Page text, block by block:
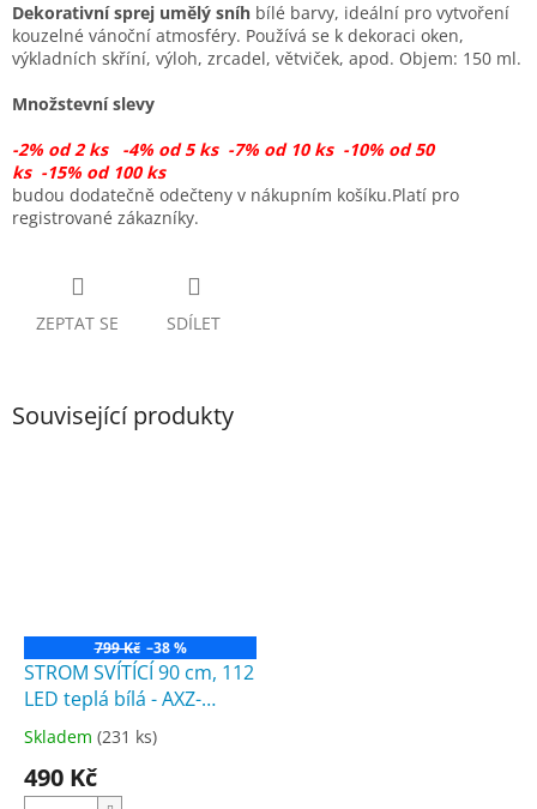
Dekorativní sprej umělý sníh bílé barvy, ideální pro vytvoření
kouzelné vánoční atmosféry. Používá se k dekoraci oken,
výkladních skříní, výloh, zrcadel, větviček, apod. Objem: 150 ml.
Množstevní slevy
-2% od 2 ks -4% od 5 ks -7% od 10 ks -10% od 50
ks -15% od 100 ks
budou dodatečně odečteny v nákupním košíku.Platí pro
registrované zákazníky.
ZEPTAT SE SDÍLET
Související produkty
799 Kč –38 %
STROM SVÍTÍCÍ 90 cm, 112
LED teplá bílá - AXZ-
200140
Průměrné
produktu
Skladem (231 ks)
490 Kč